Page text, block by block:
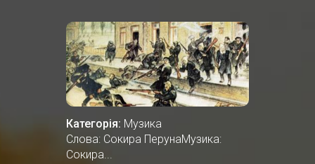
Категорія: Музика
Слова: Сокира ПерунаМузика:
Сокира...